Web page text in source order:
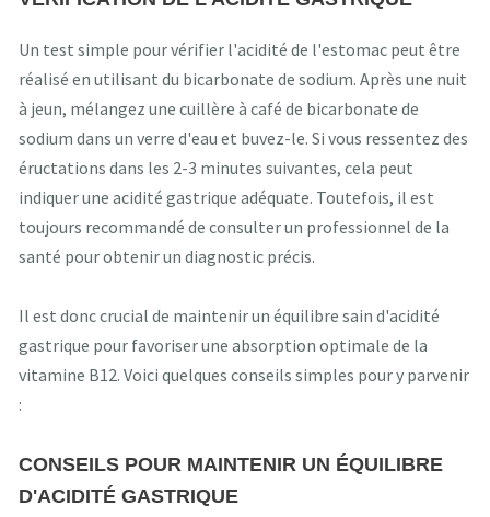
Un test simple pour vérifier l'acidité de l'estomac peut être
réalisé en utilisant du bicarbonate de sodium. Après une nuit
à jeun, mélangez une cuillère à café de bicarbonate de
sodium dans un verre d'eau et buvez-le. Si vous ressentez des
éructations dans les 2-3 minutes suivantes, cela peut
indiquer une acidité gastrique adéquate. Toutefois, il est
toujours recommandé de consulter un professionnel de la
santé pour obtenir un diagnostic précis.
Il est donc crucial de maintenir un équilibre sain d'acidité
gastrique pour favoriser une absorption optimale de la
vitamine B12. Voici quelques conseils simples pour y parvenir
:
CONSEILS POUR MAINTENIR UN ÉQUILIBRE
D'ACIDITÉ GASTRIQUE